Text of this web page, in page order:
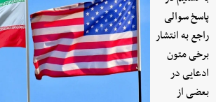
پاسخ سوالی
راجع به انتشار
برخی متون
ادعایی در
بعضی از